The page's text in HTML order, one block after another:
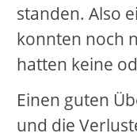
standen. Also
konnten noch
hatten keine
Einen guten
und die